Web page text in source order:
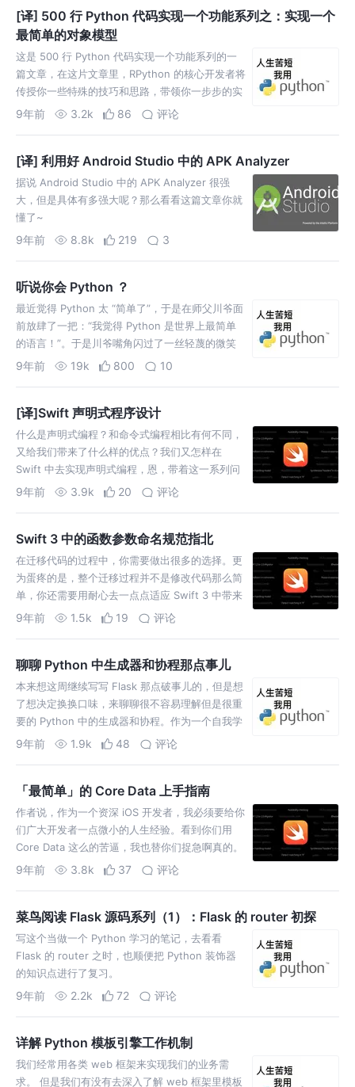
人”，说者无心，听者有意，我于是决定在这次的
文章中，和大家聊一聊 Python 中一个特殊的高阶
数据结构， namedtuple 的实现。
[译] 500 行 Python 代码实现一个功能系列之：实现一个
最简单的对象模型
这是 500 行 Python 代码实现一个功能系列的一
篇文章，在这片文章里，RPython 的核心开发者将
传授你一些特殊的技巧和思路，带领你一步步的实
现一个最简单的对象模型。 对了，现在还有人会说
9年前 3.2k 86 评论
[译] 利用好 Android Studio 中的 APK Analyzer
据说 Android Studio 中的 APK Analyzer 很强
大，但是具体有多强大呢？那么看看这篇文章你就
懂了~
9年前 8.8k 219 3
听说你会 Python ？
最近觉得 Python 太 “简单了”，于是在师父川爷面
前放肆了一把：“我觉得 Python 是世界上最简单
的语言！”。于是川爷嘴角闪过了一丝轻蔑的微笑
（内心 OS：Naive！，作为一个 Python 开发
然后这篇文章就是记录下做这套题所踩过的坑。
9年前 19k 800 10
[译]Swift 声明式程序设计
什么是声明式编程？和命令式编程相比有何不同，
又给我们带来了什么样的优点？我们又怎样在
Swift 中去实现声明式编程，恩，带着这一系列问
题，我们看看这篇文章吧，听取下作者的人生经验
9年前 3.9k 20 评论
Swift 3 中的函数参数命名规范指北
在迁移代码的过程中，你需要做出很多的选择。更
为蛋疼的是，整个迁移过程并不是修改代码那么简
单，你还需要用耐心去一点点适应 Swift 3 中带来
的新变化。某种意义上来讲，修改代码只是整个迁
一个良好的开始。 另，这是篇中央钦定的好文章
=。= 翻译错误等欢迎评论交流
9年前 1.5k 19 评论
聊聊 Python 中生成器和协程那点事儿
本来想这周继续写写 Flask 那点破事儿的，但是想
了想决定换换口味，来聊聊很不容易理解但是很重
要的 Python 中的生成器和协程。作为一个自我学
习的笔记，与大家分享，文末留了一道思考题，大
9年前 1.9k 48 评论
「最简单」的 Core Data 上手指南
作者说，作为一个资深 iOS 开发者，我必须要给你
们广大开发者一点微小的人生经验。看到你们用
Core Data 这么的苦逼，我也替你们捉急啊真的。
于是我就做了一点微小的工作，搞了一个能让你们
9年前 3.8k 37 评论
菜鸟阅读 Flask 源码系列（1）：Flask 的 router 初探
写这个当做一个 Python 学习的笔记，去看看
Flask 的 router 之时，也顺便把 Python 装饰器
的知识点进行了复习。
9年前 2.2k 72 评论
详解 Python 模板引擎工作机制
我们经常用各类 web 框架来实现我们的业务需
求。 但是我们有没有去深入了解 web 框架里模板